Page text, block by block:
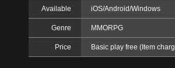
Available iOS/Android/Windows
Genre MMORPG
Price Basic play free (Item